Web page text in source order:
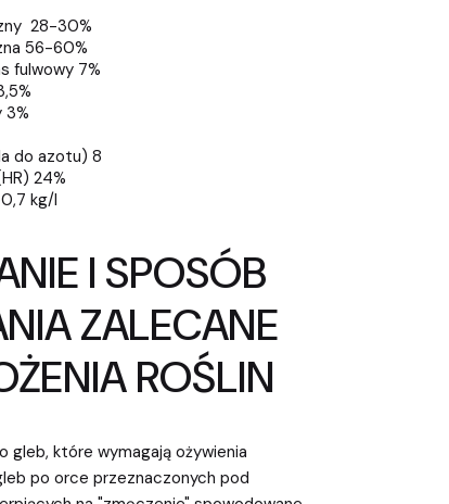
28-30%
56-60%
fulwowy 7%
3%
do azotu) 8
24%
kg/l
I SPOSÓB
ZALECANE
ROŚLIN
gleb, które wymagają ożywienia
po orce przeznaczonych pod